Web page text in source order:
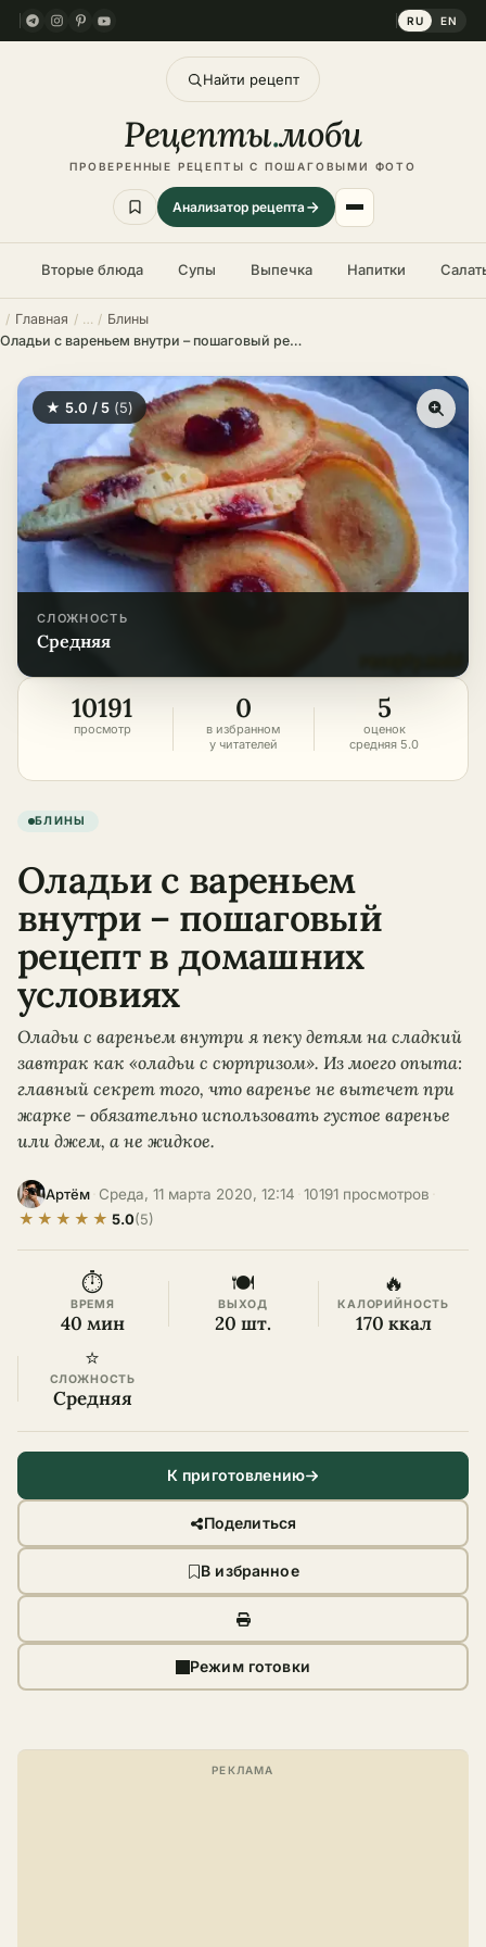
RU EN
Найти рецепт
Рецепты.моби
ПРОВЕРЕННЫЕ РЕЦЕПТЫ С ПОШАГОВЫМИ ФОТО
Анализатор рецепта
Вторые блюда Супы Выпечка Напитки
Главная
Блины
Оладьи с вареньем внутри – пошаговый рецепт в домашних условиях
★ 5.0 / 5 (5)
СЛОЖНОСТЬ
средняя
10191
просмотр
0
в избранном
у читателей
5
оценок
средняя 5.0
БЛИНЫ
Оладьи с вареньем
внутри – пошаговый
рецепт в домашних
условиях
Оладьи с вареньем внутри я пеку детям на сладкий
завтрак как «оладьи с сюрпризом». Из моего опыта:
главный секрет того, что варенье не вытечет при
жарке – обязательно использовать густое варенье
или джем, а не жидкое.
Артём Среда, 11 марта 2020, 12:14 10191 просмотров
★ ★ ★ ★ ★ 5.0(5)
⏱
ВРЕМЯ
40 мин
🍽
ВЫХОД
20 шт.
🔥
КАЛОРИЙНОСТЬ
170 ккал
⭐
СЛОЖНОСТЬ
Средняя
К приготовлению
Поделиться
В избранное
Режим готовки